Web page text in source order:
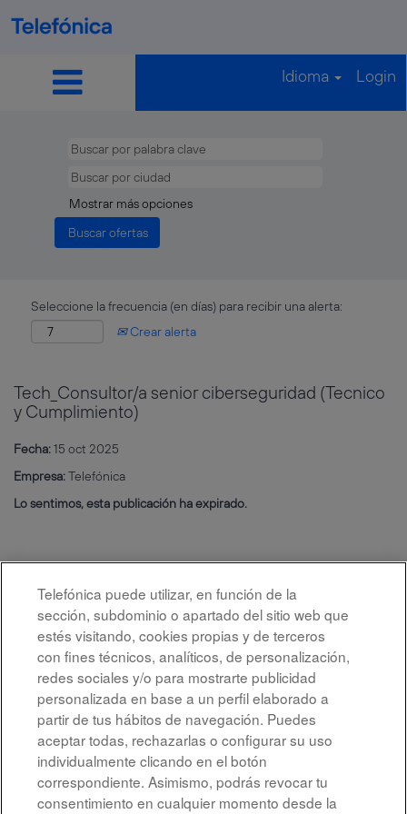
Idioma Login
Mostrar más opciones
Seleccione la frecuencia (en días) para recibir una alerta:
Crear alerta
Tech_Consultor/a senior ciberseguridad (Tecnico
y Cumplimiento)
Fecha:15 oct 2025
Empresa:Telefónica
Lo sentimos, esta publicación ha expirado.
Aviso legal
Telefónica puede utilizar, en función de la
sección, subdominio o apartado del sitio web que
estés visitando, cookies propias y de terceros
con fines técnicos, analíticos, de personalización,
redes sociales y/o para mostrarte publicidad
personalizada en base a un perfil elaborado a
partir de tus hábitos de navegación. Puedes
aceptar todas, rechazarlas o configurar su uso
individualmente clicando en el botón
correspondiente. Asimismo, podrás revocar tu
consentimiento en cualquier momento desde la